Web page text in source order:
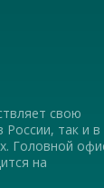
свою
России, так и в
Головной
на